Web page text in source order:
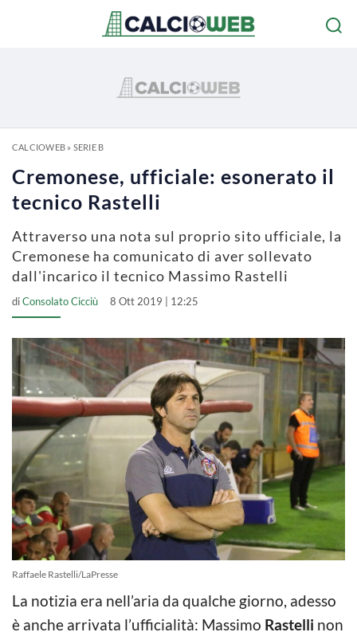
CALCIOWEB» SERIE B
Cremonese, ufficiale: esonerato il
tecnico Rastelli
Attraverso una nota sul proprio sito ufficiale, la
Cremonese ha comunicato di aver sollevato
dall'incarico il tecnico Massimo Rastelli
diConsolato Cicciù 8 Ott 2019 | 12:25
Raffaele Rastelli/LaPresse
La notizia era nell’aria da qualche giorno, adesso
è anche arrivata l’ufficialità: Massimo Rastelli non